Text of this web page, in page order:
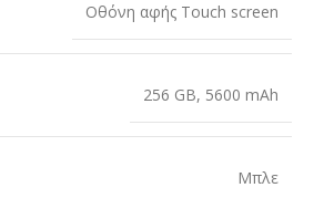
Οθόνη αφής Touch screen
256 GB, 5600 mAh
Μπλε